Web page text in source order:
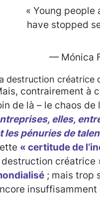
« Young people
have stopped
— Mónica
destruction créatrice
contrairement à
de là – le chaos de
elles,
les pénuries de
« certitude de
destruction créatrice
; mais trop